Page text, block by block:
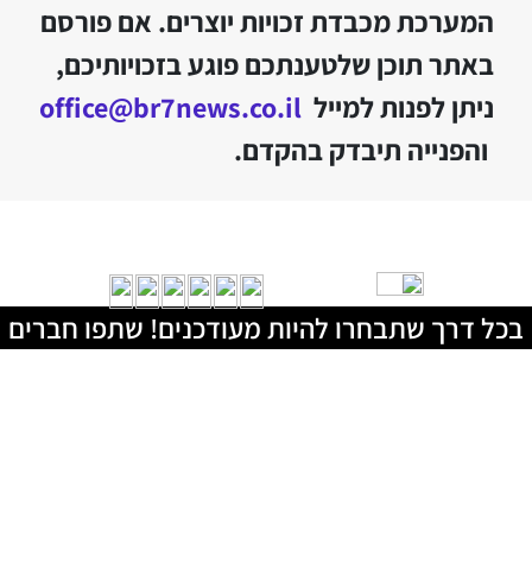
המערכת מכבדת זכויות יוצרים. אם פורסם
באתר תוכן שלטענתכם פוגע בזכויותיכם,
ניתן לפנות למייל office@br7news.co.il
והפנייה תיבדק בהקדם.
בכל דרך שתבחרו להיות מעודכנים! שתפו חברים